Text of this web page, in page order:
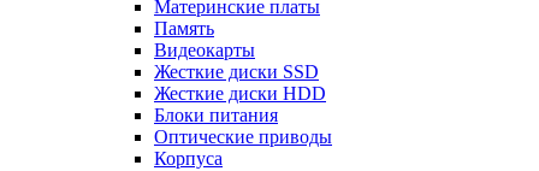
Материнские платы
Память
Видеокарты
Жесткие диски SSD
Жесткие диски HDD
Блоки питания
Оптические приводы
Корпуса